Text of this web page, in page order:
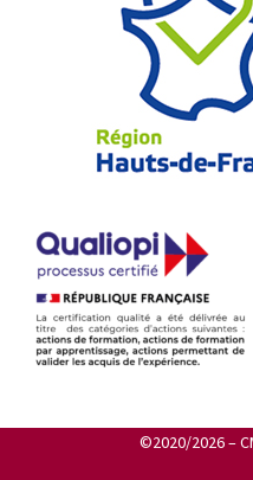
©2020/2026 –